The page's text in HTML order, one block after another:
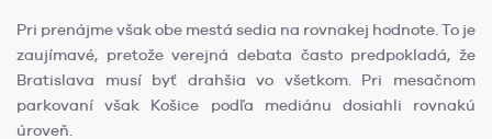
Pri prenájme však obe mestá sedia na rovnakej hodnote. To je
zaujímavé, pretože verejná debata často predpokladá, že
Bratislava musí byť drahšia vo všetkom. Pri mesačnom
parkovaní však Košice podľa mediánu dosiahli rovnakú
úroveň.